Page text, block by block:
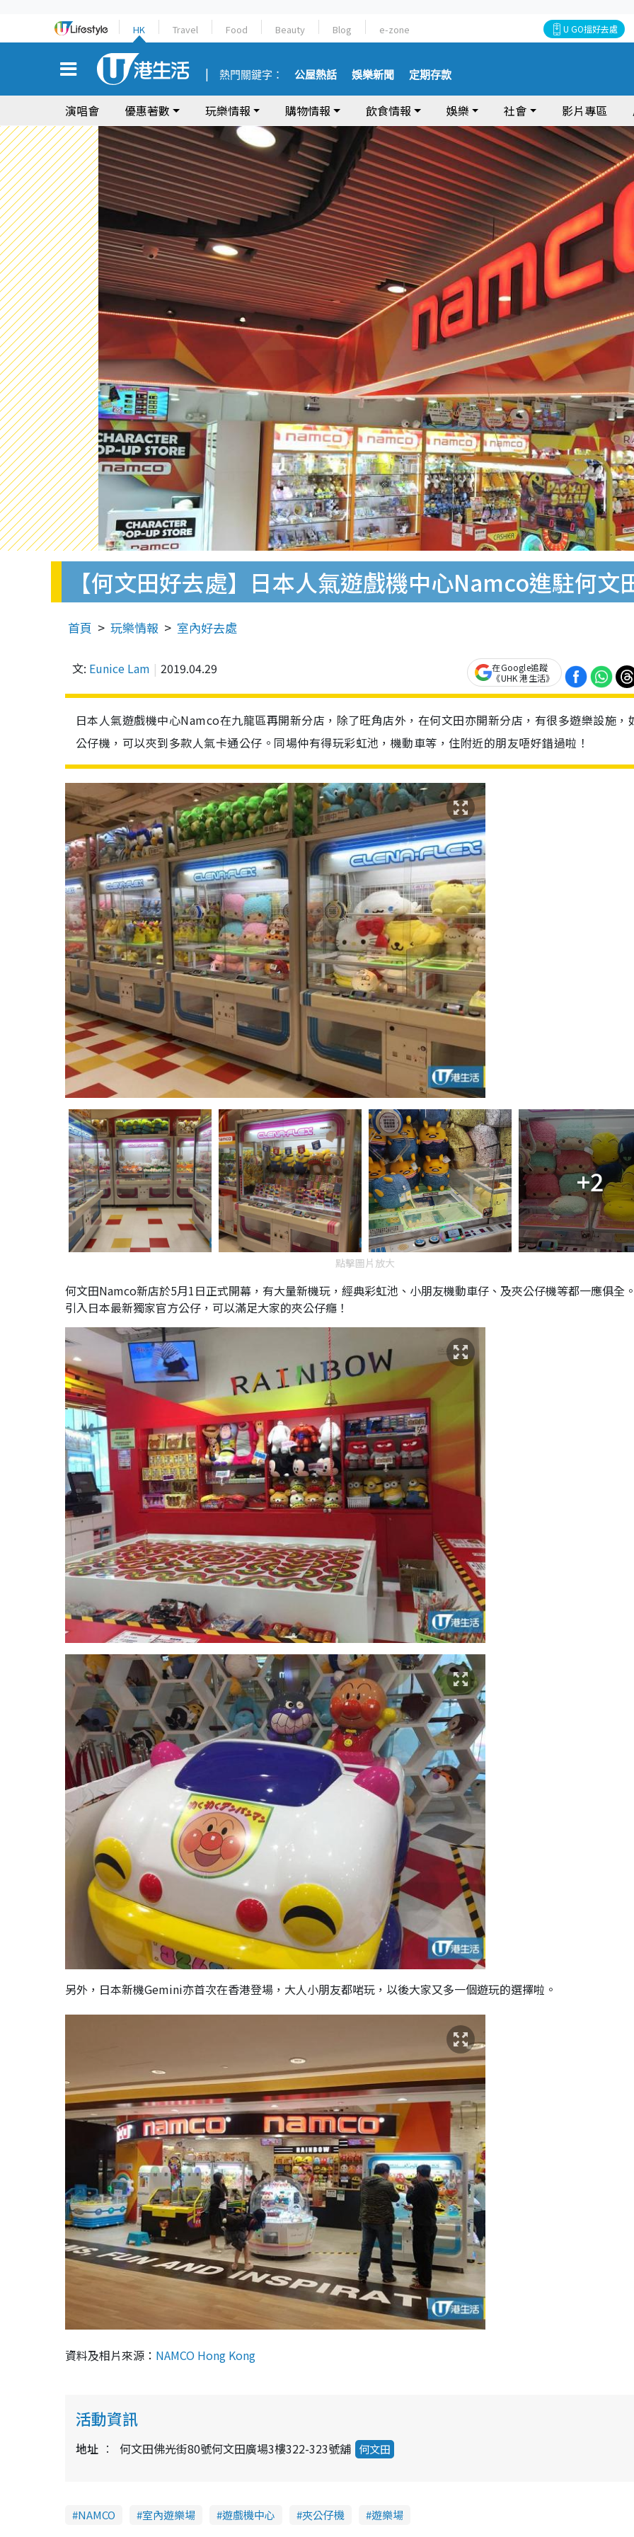
HK Travel Food Beauty Blog e-zone U GO搵好去處
熱門關鍵字： 公屋熱話 娛樂新聞 定期存款
演唱會 優惠著數 玩樂情報 購物情報 飲食情報 娛樂 社會 影片專區
【何文田好去處】日本人氣遊戲機中心Namco進駐何
首頁 玩樂情報 室內好去處
文: Eunice Lam 2019.04.29
在Google追蹤
《UHK 港生活》
日本人氣遊戲機中心Namco在九龍區再開新分店，除了旺角店外，在何文田亦開新分店，有很多遊樂設施，
公仔機，可以夾到多款人氣卡通公仔。同場仲有得玩彩虹池，機動車等，住附近的朋友唔好錯過啦！
+2
點擊圖片放大
何文田Namco新店於5月1日正式開幕，有大量新機玩，經典彩虹池、小朋友機動車仔、及夾公仔機等都一應俱全
引入日本最新獨家官方公仔，可以滿足大家的夾公仔癮！
另外，日本新機Gemini亦首次在香港登場，大人小朋友都啱玩，以後大家又多一個遊玩的選擇啦。
資料及相片來源： NAMCO Hong Kong
活動資訊
地址 何文田佛光街80號何文田廣場3樓322-323號舖 何文田
NAMCO 室內遊樂場 遊戲機中心 夾公仔機 遊樂場